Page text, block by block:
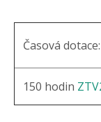
Časová dotace:
150 hodin